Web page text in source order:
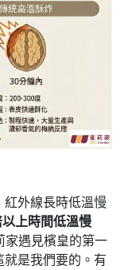
外線長時低溫慢
上時間低溫慢
家遇見檳皇的第一
就是我們要的。有